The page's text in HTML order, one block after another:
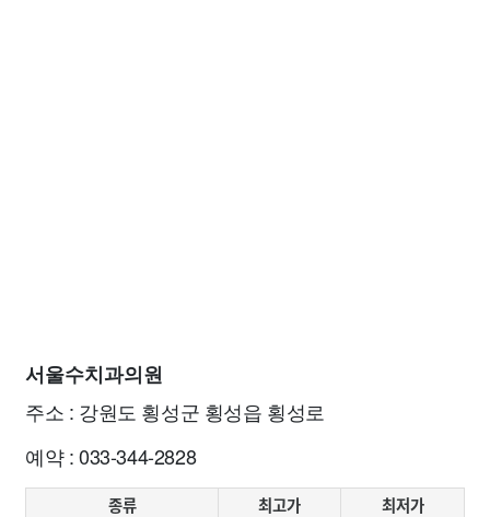
서울수치과의원
주소 : 강원도 횡성군 횡성읍 횡성로
예약 : 033-344-2828
종류 최고가
최저가